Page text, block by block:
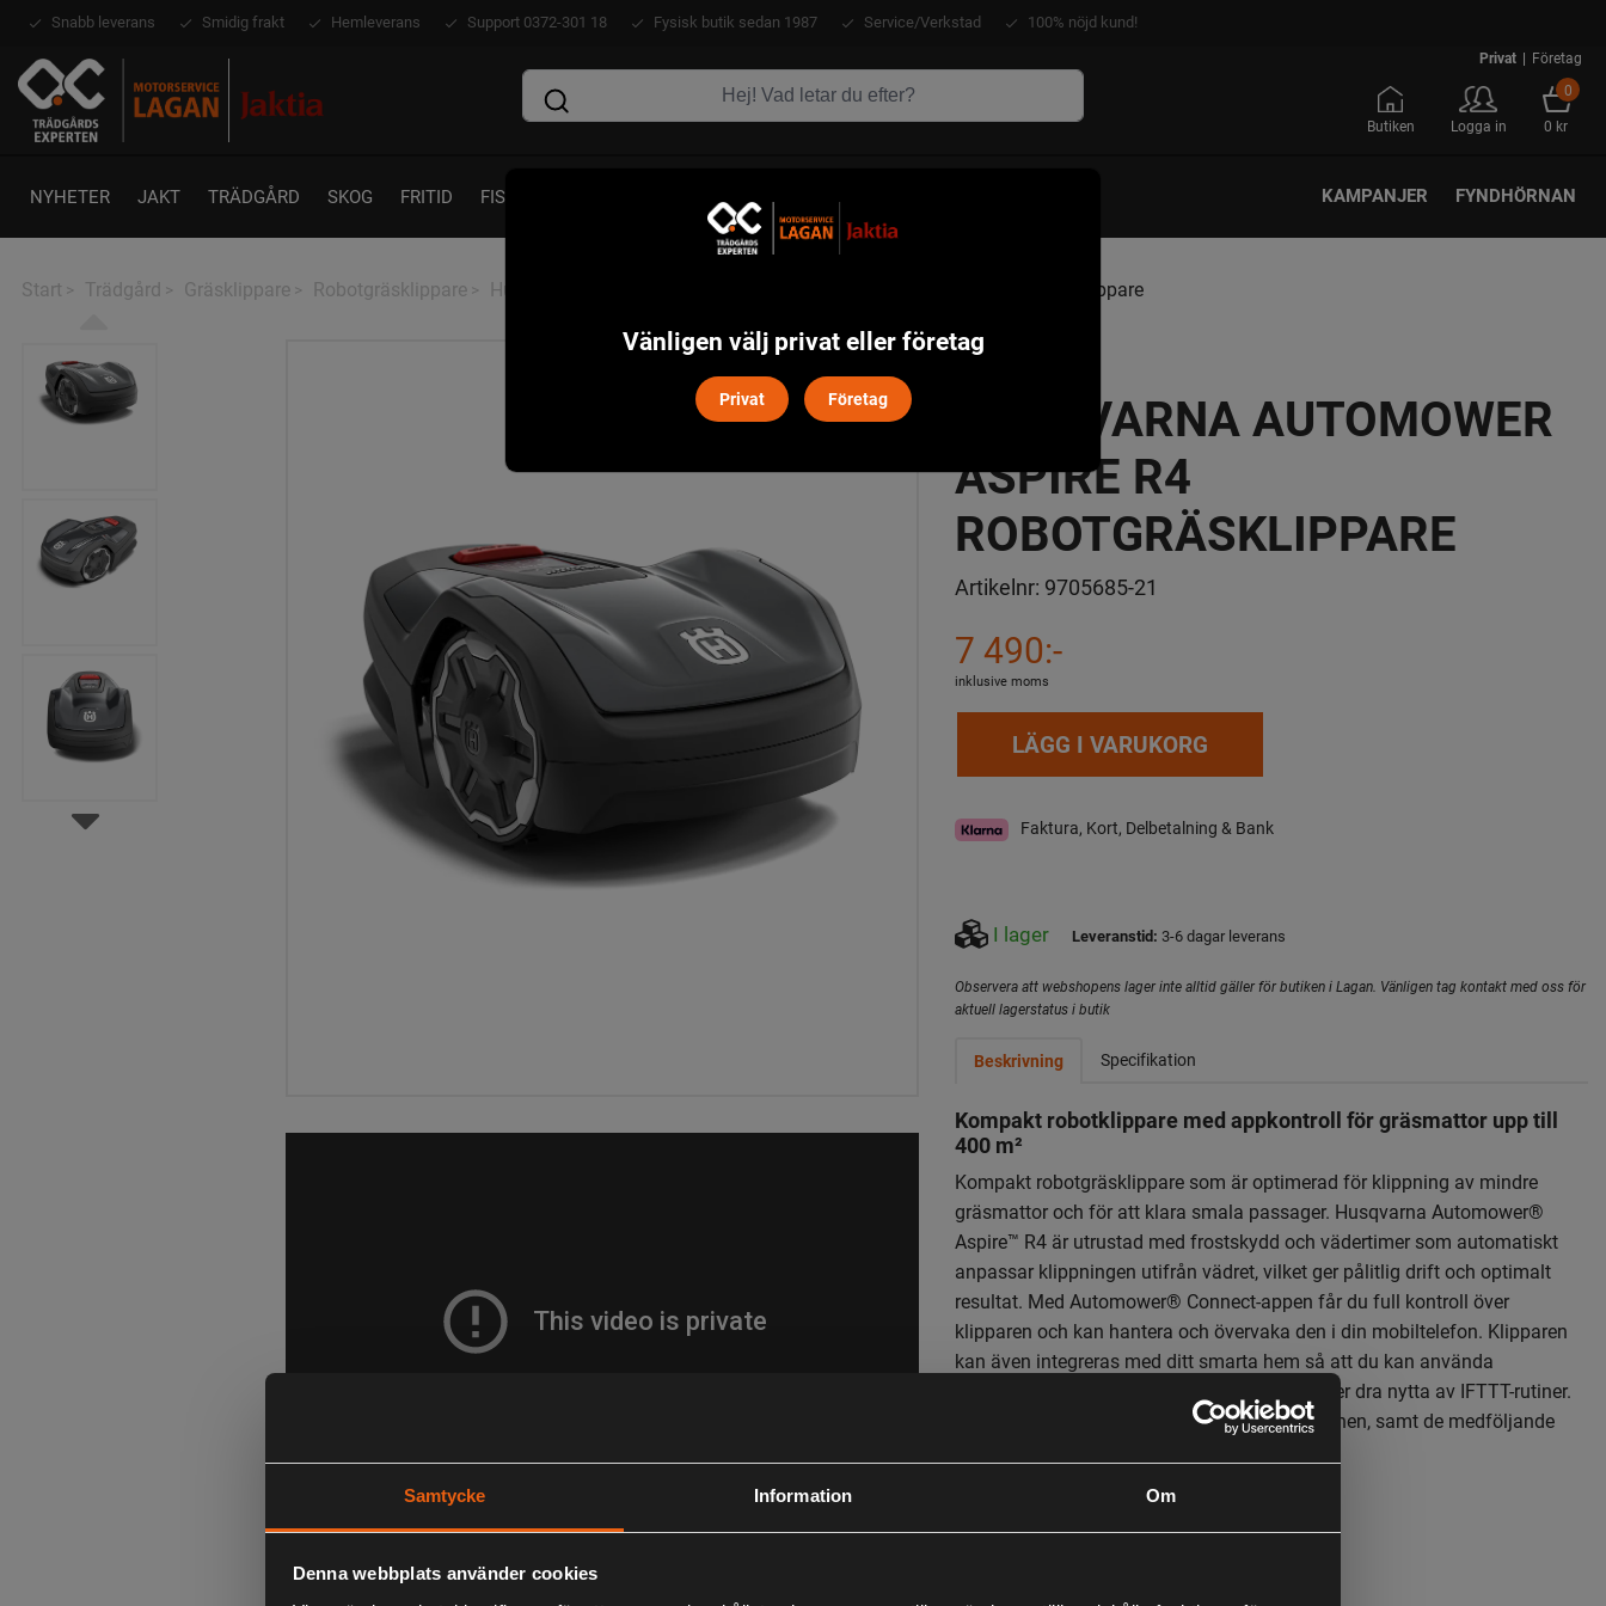
Samtycke Information Om
Denna webbplats använder cookies
Snabb leverans Smidig frakt Hemleverans Support 0372-301 18 Fysisk butik sedan 1987 Service/Verkstad 100% nöjd kund!
Privat | Företag
Butiken Logga in
0
0 kr
NYHETER JAKT TRÄDGÅRD SKOG FRITID FISKE KAMPANJER FYNDHÖRNAN
Start > Trädgård > Gräsklippare > Robotgräsklippare > Husqvarna Automower Husqvarna Automower Aspire R4 Robotgräsklippare
HUSQVARNA AUTOMOWER
ASPIRE R4
ROBOTGRÄSKLIPPARE
Artikelnr: 9705685-21
7 490:-
inklusive moms
LÄGG I VARUKORG
Faktura, Kort, Delbetalning & Bank
I lager Leveranstid: 3-6 dagar leverans
Observera att webshopens lager inte alltid gäller för butiken i Lagan. Vänligen tag kontakt med oss för
aktuell lagerstatus i butik
Beskrivning Specifikation
Kompakt robotklippare med appkontroll för gräsmattor upp till
400 m²
Kompakt robotgräsklippare som är optimerad för klippning av mindre
gräsmattor och för att klara smala passager. Husqvarna Automower®
Aspire™ R4 är utrustad med frostskydd och vädertimer som automatiskt
anpassar klippningen utifrån vädret, vilket ger pålitlig drift och optimalt
resultat. Med Automower® Connect-appen får du full kontroll över
klipparen och kan hantera och övervaka den i din mobiltelefon. Klipparen
kan även integreras med ditt smarta hem så att du kan använda
röststyrning med Alexa eller Google Home, eller dra nytta av IFTTT-rutiner.
Förvaring underlättas av den kompakta designen, samt de medföljande
Vänligen välj privat eller företag
Privat Företag